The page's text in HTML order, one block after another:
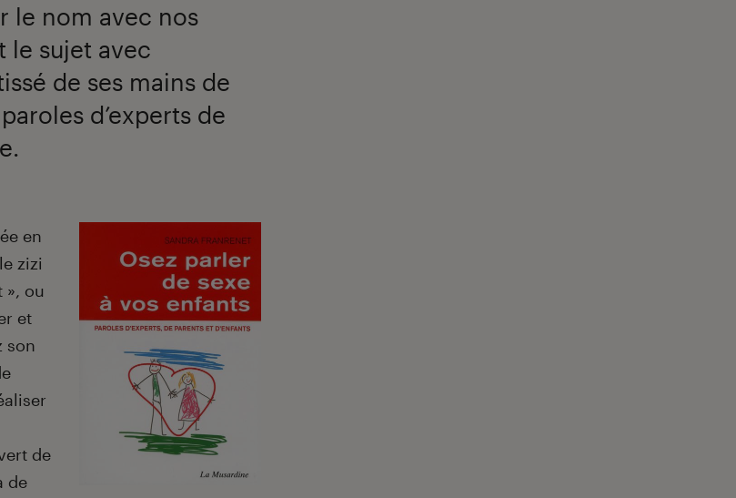
le nom avec nos
le sujet avec
de ses mains de
d’experts de
en
zizi
», ou
et
son
de
de